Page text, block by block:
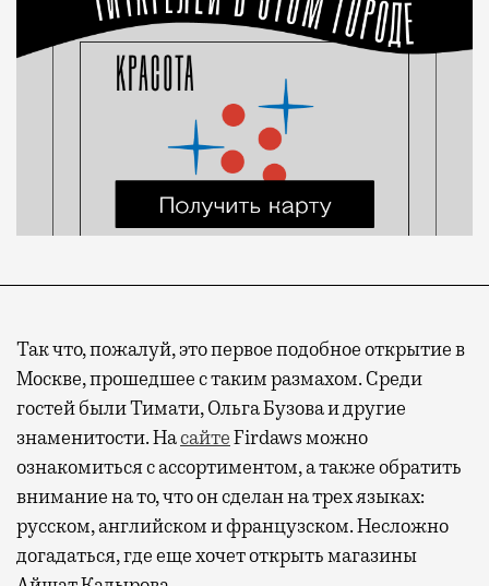
Так что, пожалуй, это первое подобное открытие в
Москве, прошедшее с таким размахом. Среди
гостей были Тимати, Ольга Бузова и другие
знаменитости. НасайтеFirdaws можно
ознакомиться с ассортиментом, а также обратить
внимание на то, что он сделан на трех языках:
русском, английском и французском. Несложно
догадаться, где еще хочет открыть магазины